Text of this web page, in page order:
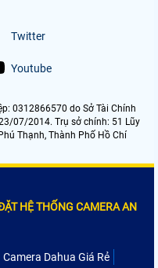
Twitter
Youtube
0312866570 do Sở Tài Chính
07/2014. Trụ sở chính: 51 Lũy
Thạnh, Thành Phố Hồ Chí
HỆ THỐNG CAMERA AN
Camera Dahua Giá Rẻ